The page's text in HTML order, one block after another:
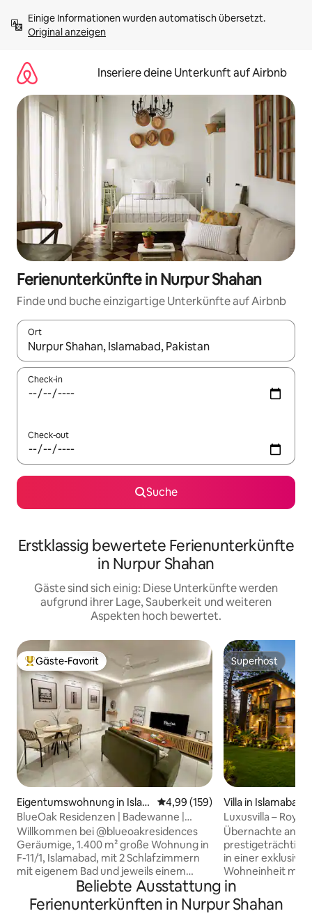
Inhalten
springenOriginal anzeigen
Inseriere deine Unterkunft auf Airbnb
Ferienunterkünfte in Nurpur Shahan
Finde und buche einzigartige Unterkünfte auf Airbnb
Ort
Wenn Ergebnisse verfügbar sind, navigiere mit den
Check-in
Check-out
Suche
Erstklassig bewertete Ferienunterkünfte
in Nurpur Shahan
Gäste sind sich einig: Diese Unterkünfte werden
aufgrund ihrer Lage, Sauberkeit und weiteren
Aspekten hoch bewertet.
Beliebter Gäste-Favorit.
Gäste-Favorit
Eigentumswohnung in Islam
abad
Durchschnittliche Bewertung:
4,99 (159)
BlueOak Residenzen | Badewanne |
Zentral | Fitnessraum
Willkommen bei @blueoakresidences
Geräumige, 1.400 m² große Wohnung in
F-11/1, Islamabad, mit 2 Schlafzimmern
mit eigenem Bad und jeweils einem
eigenen Balkon, Gästetoilette, USV,
schnellem WLAN, eigenständigem
Check-in und einem 58-Zoll-Smart-TV.
Superhost
Superhost
Villa in Islamabad
Luxusvilla – Royal
Margalla Rd
Übernachte an
in einer
Wohneinheit mit
einer großartigen
direkt an der
Diese Adresse ist
Beliebte Ausstattung in
Ferienunterkünften in Nurpur Shahan